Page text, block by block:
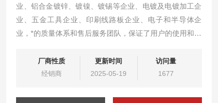
业、铝合金镀锌、镀镍、镀锡等企业、电镀及电镀加工企
业、五金工具企业、印刷线路板企业、电子和半导体企
业，*的质量体系和售后服务团队，保证了用户的使用和后
厂商性质
经销商
更新时间
2025-05-19
访问量
1677